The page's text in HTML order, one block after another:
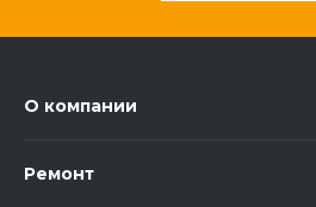
О компании
Ремонт